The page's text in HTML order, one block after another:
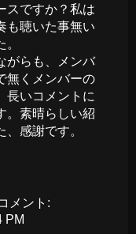
スですか？私は
も聴いた事無い
がらも、メンバ
無くメンバーの
長いコメントに
。素晴らしい紹
感謝です。
メント:
PM